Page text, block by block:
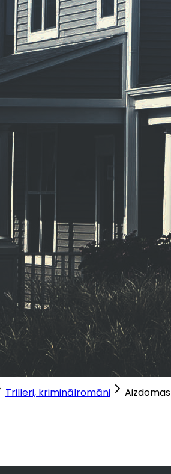
Trilleri, kriminālromāni Aizdomas